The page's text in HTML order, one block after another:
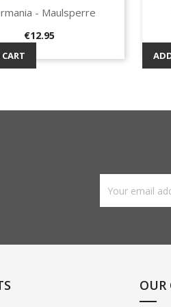
Quick view
- Maulsperre
Price
€12.95
OUR